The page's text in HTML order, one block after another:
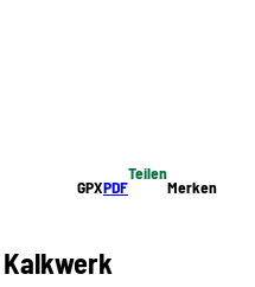
GPXPDF
Teilen
Merken